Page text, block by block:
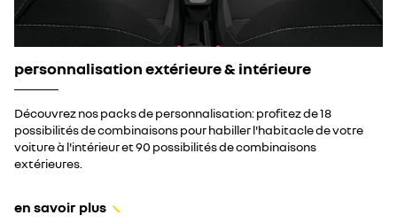
personnalisation extérieure & intérieure
Découvrez nos packs de personnalisation: profitez de 18
possibilités de combinaisons pour habiller l'habitacle de votre
voiture à l'intérieur et 90 possibilités de combinaisons
extérieures.
en savoir plus